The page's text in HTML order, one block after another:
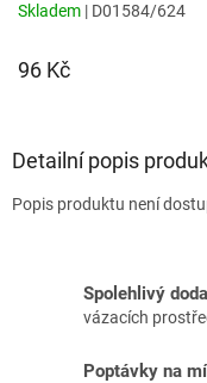
Skladem | D01584/624
96 Kč
Detailní popis
Popis produktu není
Spolehlivý
vázacích
Poptávky na